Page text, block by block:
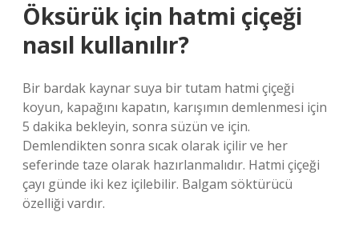
Öksürük için hatmi çiçeği
nasıl kullanılır?
Bir bardak kaynar suya bir tutam hatmi çiçeği
koyun, kapağını kapatın, karışımın demlenmesi için
5 dakika bekleyin, sonra süzün ve için.
Demlendikten sonra sıcak olarak içilir ve her
seferinde taze olarak hazırlanmalıdır. Hatmi çiçeği
çayı günde iki kez içilebilir. Balgam söktürücü
özelliği vardır.